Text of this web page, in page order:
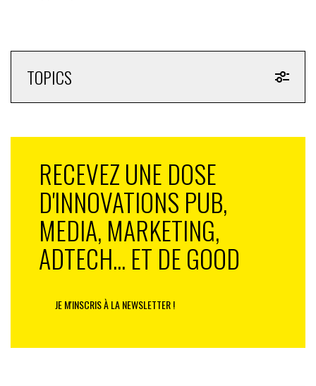
TOPICS
RECEVEZ UNE DOSE
D'INNOVATIONS PUB,
MEDIA, MARKETING,
ADTECH... ET DE GOOD
JE M'INSCRIS À LA NEWSLETTER !